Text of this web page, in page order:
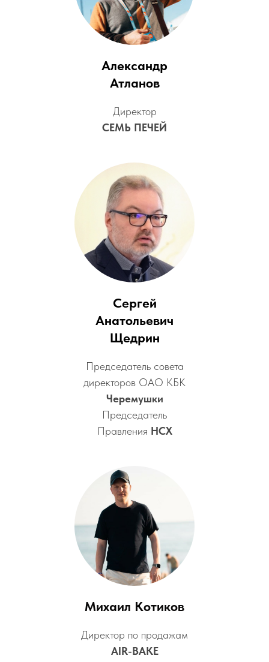
Александр
Атланов
Директор
СЕМЬ ПЕЧЕЙ
Сергей
Анатольевич
Щедрин
Председатель совета
директоров ОАО КБК
Черемушки
Председатель
Правления НСХ
Михаил Котиков
Директор по продажам
AIR-BAKE